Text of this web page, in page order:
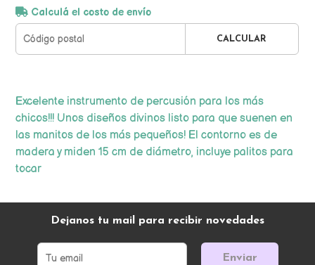
Calculá el costo de envío
CALCULAR
Excelente instrumento de percusión para los más
chicos!!! Unos diseños divinos listo para que suenen en
las manitos de los más pequeños! El contorno es de
madera y miden 15 cm de diámetro, incluye palitos para
tocar
Dejanos tu mail para recibir novedades
Enviar